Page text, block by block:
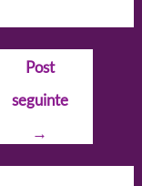
Post
seguinte
→